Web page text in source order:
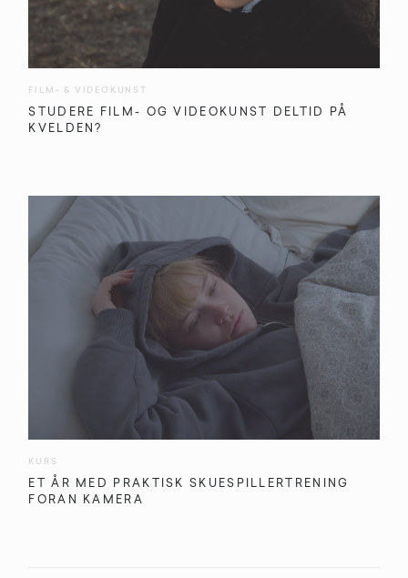
FILM- & VIDEOKUNST
STUDERE FILM- OG VIDEOKUNST DELTID PÅ
KVELDEN?
KURS
ET ÅR MED PRAKTISK SKUESPILLERTRENING
FORAN KAMERA